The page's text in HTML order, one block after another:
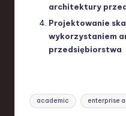
architektury
Projektowanie
wykorzystaniem
przedsiębiorstwa
Tags:
academic enterprise